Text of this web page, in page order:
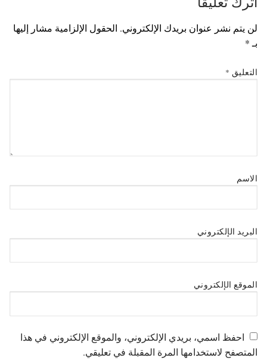
لن يتم نشر عنوان بريدك الإلكتروني. الحقول الإلزامية مشار إليها
بـ*
التعليق *
الاسم
البريد الإلكتروني
الموقع الإلكتروني
احفظ اسمي، بريدي الإلكتروني، والموقع الإلكتروني في هذا
المتصفح لاستخدامها المرة المقبلة في تعليقي.